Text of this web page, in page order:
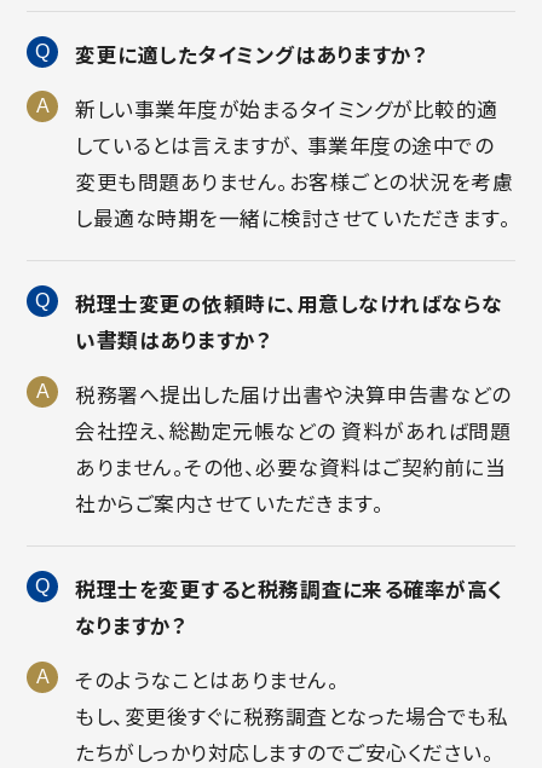
変更に適したタイミングはありますか？
新しい事業年度が始まるタイミングが比較的適
しているとは言えますが、 事業年度の途中での
変更も問題ありません。お客様ごとの状況を考慮
し最適な時期を一緒に検討させていただきます。
税理士変更の依頼時に、用意しなければならな
い書類はありますか？
税務署へ提出した届け出書や決算申告書などの
会社控え、総勘定元帳などの 資料があれば問題
ありません。その他、必要な資料はご契約前に当
社からご案内させていただきます。
税理士を変更すると税務調査に来る確率が高く
なりますか？
そのようなことはありません。
もし、変更後すぐに税務調査となった場合でも私
たちがしっかり対応しますのでご安心ください。